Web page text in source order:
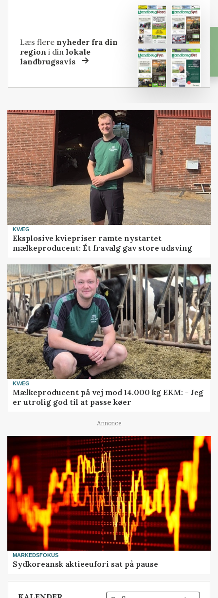
Læs flere nyheder fra din
region i dinlokale
landbrugsavis
KVÆG
Eksplosive kviepriser ramte nystartet
mælkeproducent: Ét fravalg gav store udsving
KVÆG
Mælkeproducent på vej mod 14.000 kg EKM: - Jeg
er utrolig god til at passe køer
Annonce
MARKEDSFOKUS
Sydkoreansk aktieeufori sat på pause